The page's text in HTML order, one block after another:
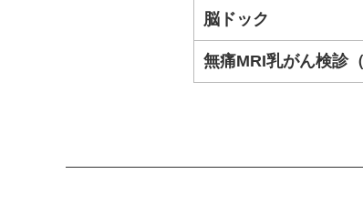
脳ドック
無痛MRI乳がん検診